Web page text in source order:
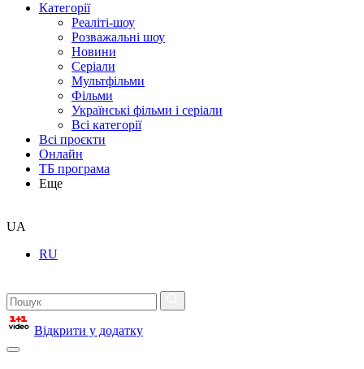
Категорії
Реаліті-шоу
Розважальні шоу
Новини
Серіали
Мультфільми
Фільми
Українські фільми і серіали
Всі категорії
Всі проєкти
Онлайн
ТБ програма
Еще
UA
RU
Відкрити у додатку